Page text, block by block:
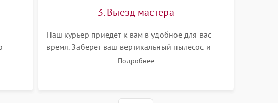
все
3. Выезд мастера
Наш курьер приедет к вам в удобное для вас
время. Заберет ваш вертикальный пылесос и
привезет на склад для диагностики.
Подробнее